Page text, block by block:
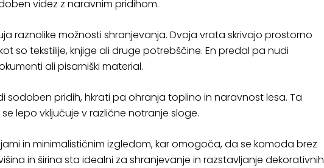
videz z naravnim pridihom.
raznolike možnosti shranjevanja. Dvoja vrata skrivajo prostorno
so tekstilije, knjige ali druge potrebščine. En predal pa nudi
ali pisarniški material.
pridih, hkrati pa ohranja toplino in naravnost lesa. Ta
lepo vključuje v različne notranje sloge.
in minimalističnim izgledom, kar omogoča, da se komoda brez
in širina sta idealni za shranjevanje in razstavljanje dekorativnih